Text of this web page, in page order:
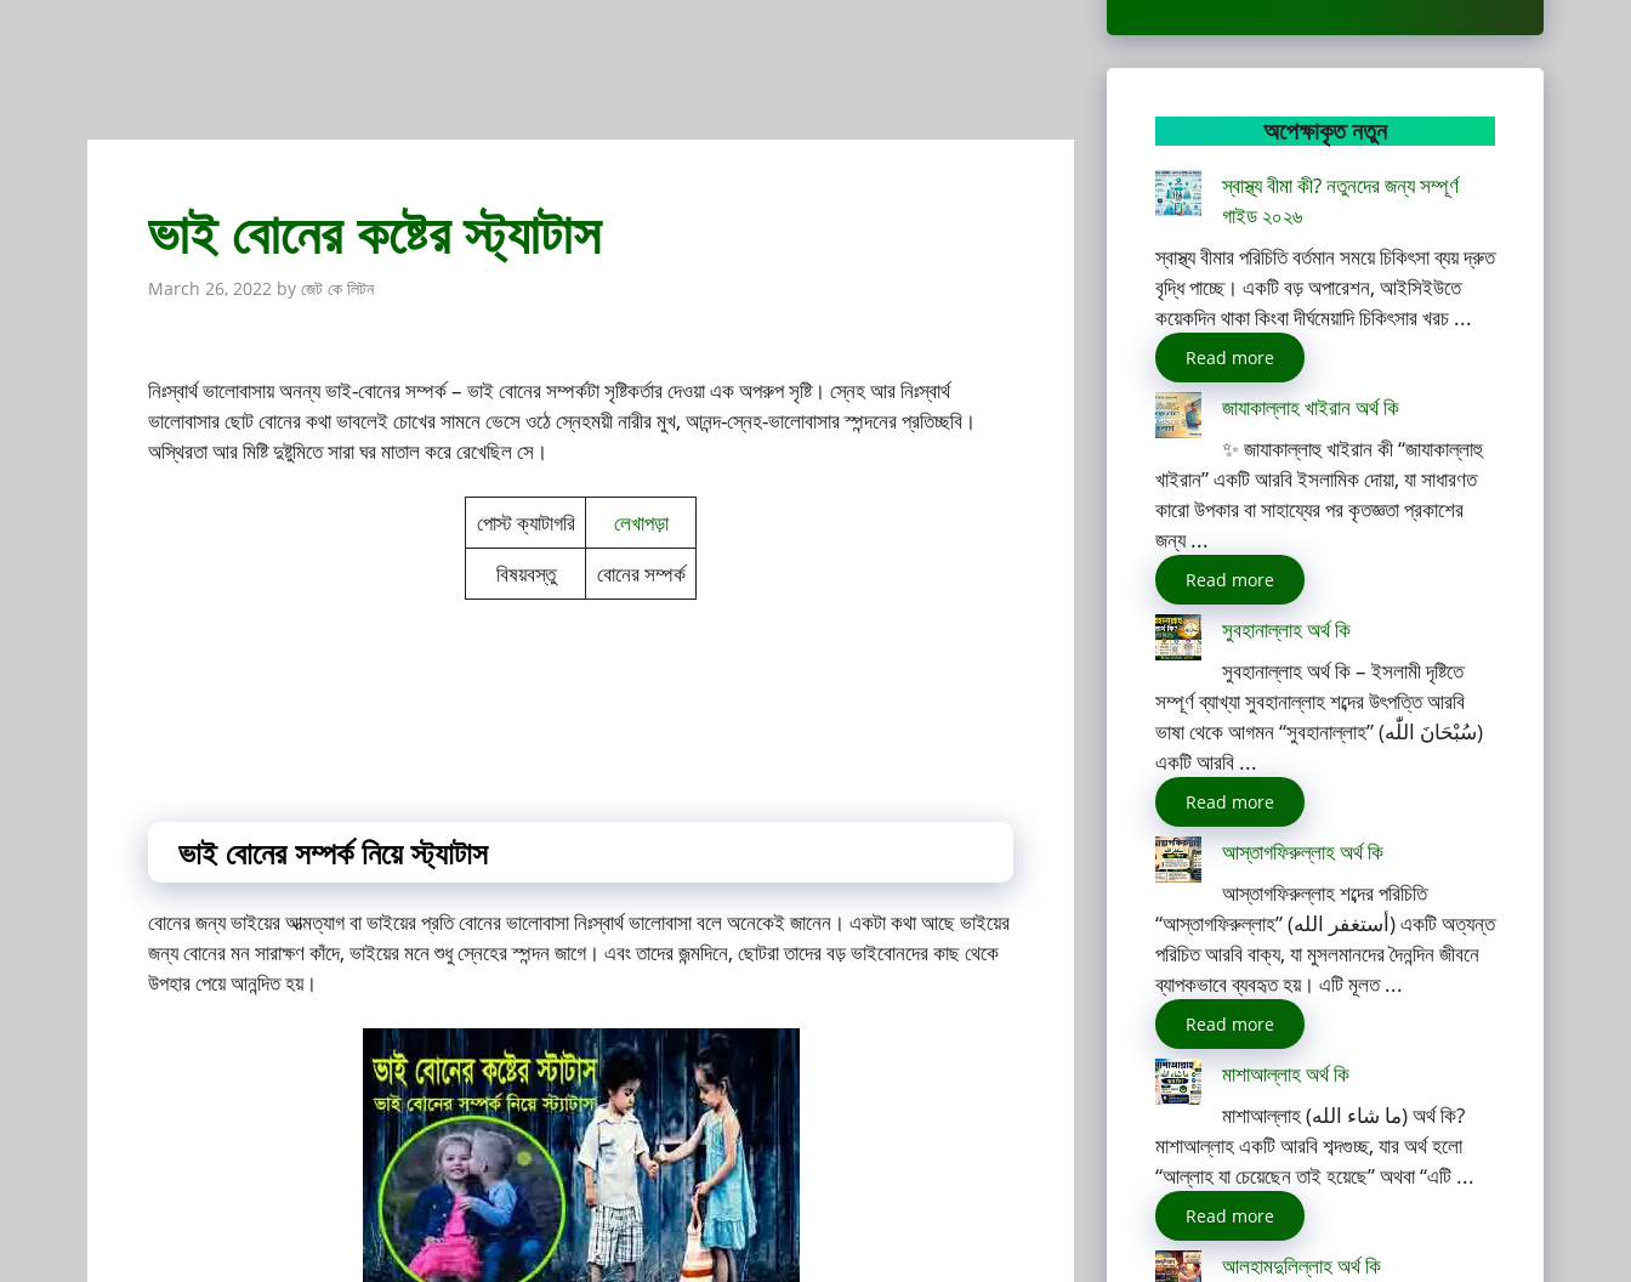
ভাই বোনের কষ্টের স্ট্যাটাস
March 26, 2022 by জেট কে লিটন
নিঃস্বার্থ ভালোবাসায় অনন্য ভাই-বোনের সম্পর্ক – ভাই বোনের সম্পর্কটা সৃষ্টিকর্তার দেওয়া এক অপরুপ সৃষ্টি। স্নেহ আর নিঃস্বার্থ
ভালোবাসার ছোট বোনের কথা ভাবলেই চোখের সামনে ভেসে ওঠে স্নেহময়ী নারীর মুখ, আনন্দ-স্নেহ-ভালোবাসার স্পন্দনের প্রতিচ্ছবি।
অস্থিরতা আর মিষ্টি দুষ্টুমিতে সারা ঘর মাতাল করে রেখেছিল সে।
পোস্ট ক্যাটাগরি
লেখাপড়া
বিষয়বস্তু
বোনের সম্পর্ক
ভাই বোনের সম্পর্ক নিয়ে স্ট্যাটাস
বোনের জন্য ভাইয়ের আত্মত্যাগ বা ভাইয়ের প্রতি বোনের ভালোবাসা নিঃস্বার্থ ভালোবাসা বলে অনেকেই জানেন। একটা কথা আছে ভাইয়ের
জন্য বোনের মন সারাক্ষণ কাঁদে, ভাইয়ের মনে শুধু স্নেহের স্পন্দন জাগে। এবং তাদের জন্মদিনে, ছোটরা তাদের বড় ভাইবোনদের কাছ থেকে
উপহার পেয়ে আনন্দিত হয়।
অপেক্ষাকৃত নতুন
স্বাস্থ্য বীমা কী? নতুনদের জন্য সম্পূর্ণ
গাইড ২০২৬
স্বাস্থ্য বীমার পরিচিতি বর্তমান সময়ে চিকিৎসা ব্যয় দ্রুত
বৃদ্ধি পাচ্ছে। একটি বড় অপারেশন, আইসিইউতে
কয়েকদিন থাকা কিংবা দীর্ঘমেয়াদি চিকিৎসার খরচ ...
Read more
জাযাকাল্লাহ খাইরান অর্থ কি
✨ জাযাকাল্লাহু খাইরান কী “জাযাকাল্লাহু
খাইরান” একটি আরবি ইসলামিক দোয়া, যা সাধারণত
কারো উপকার বা সাহায্যের পর কৃতজ্ঞতা প্রকাশের
জন্য ...
Read more
সুবহানাল্লাহ অর্থ কি
সুবহানাল্লাহ অর্থ কি – ইসলামী দৃষ্টিতে
সম্পূর্ণ ব্যাখ্যা সুবহানাল্লাহ শব্দের উৎপত্তি আরবি
ভাষা থেকে আগমন “সুবহানাল্লাহ” (سُبْحَانَ اللّٰه)
একটি আরবি ...
Read more
আস্তাগফিরুল্লাহ অর্থ কি
আস্তাগফিরুল্লাহ শব্দের পরিচিতি
“আস্তাগফিরুল্লাহ” (أستغفر الله) একটি অত্যন্ত
পরিচিত আরবি বাক্য, যা মুসলমানদের দৈনন্দিন জীবনে
ব্যাপকভাবে ব্যবহৃত হয়। এটি মূলত ...
Read more
মাশাআল্লাহ অর্থ কি
মাশাআল্লাহ (ما شاء الله) অর্থ কি?
মাশাআল্লাহ একটি আরবি শব্দগুচ্ছ, যার অর্থ হলো
“আল্লাহ যা চেয়েছেন তাই হয়েছে” অথবা “এটি ...
Read more
আলহামদুলিল্লাহ অর্থ কি